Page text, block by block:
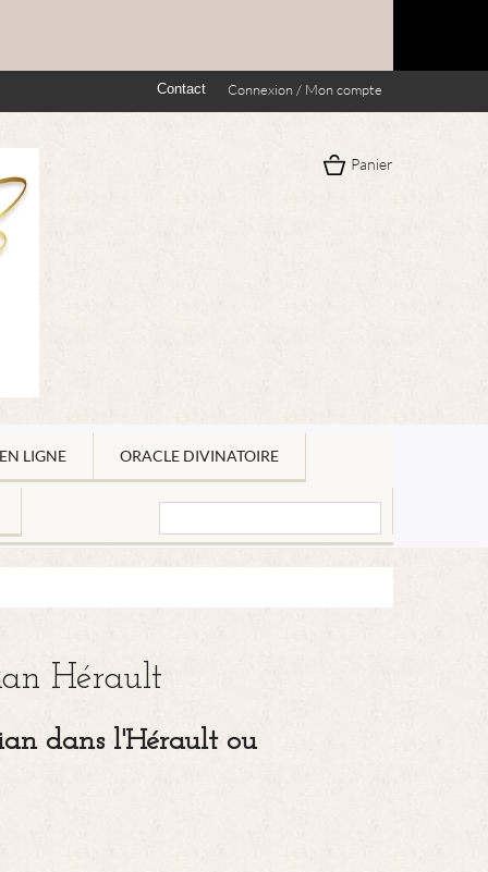
Connexion / Mon compte
Contact
Panier
LIGNE ORACLE DIVINATOIRE
Hérault
dans l'Hérault ou